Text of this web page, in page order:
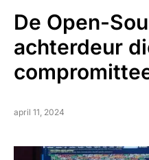
De Open-
achterdeur
april 11, 2024